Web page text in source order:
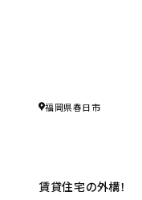
福岡県春日市
賃貸住宅の外構！